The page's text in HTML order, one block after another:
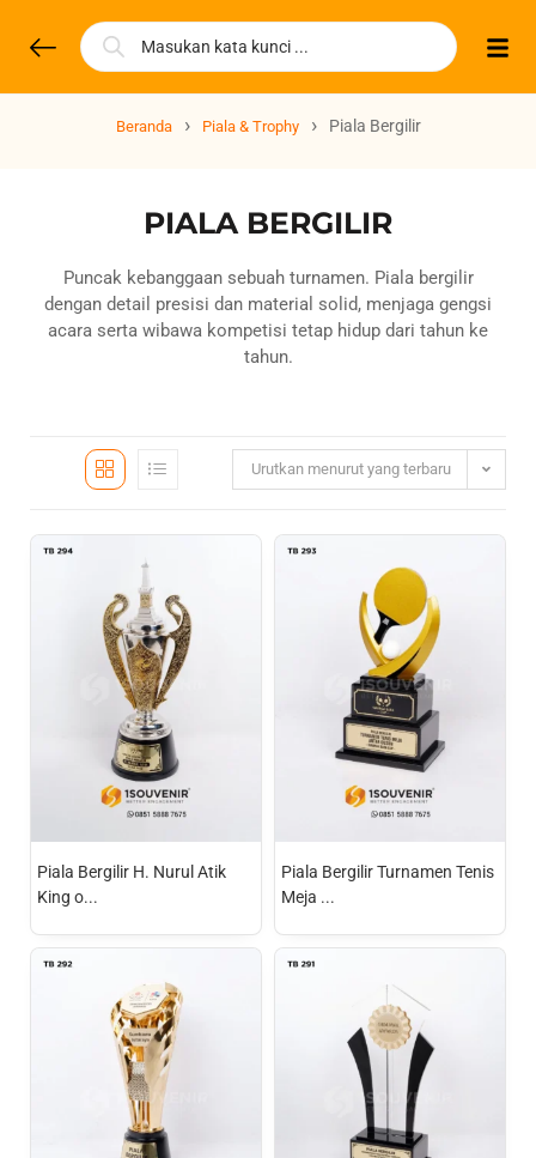
Beranda › Piala & Trophy › Piala Bergilir
PIALA BERGILIR
Puncak kebanggaan sebuah turnamen. Piala bergilir
dengan detail presisi dan material solid, menjaga gengsi
acara serta wibawa kompetisi tetap hidup dari tahun ke
tahun.
Urutkan menurut yang terbaru
Piala Bergilir H. Nurul Atik
King o...
Piala Bergilir Turnamen Tenis
Meja ...